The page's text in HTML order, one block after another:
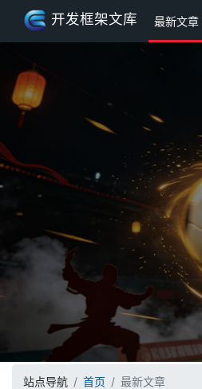
开发框架文库 最新文章
站点导航 首页 最新文章